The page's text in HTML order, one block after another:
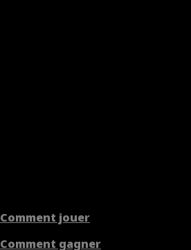
Comment jouer
Comment gagner